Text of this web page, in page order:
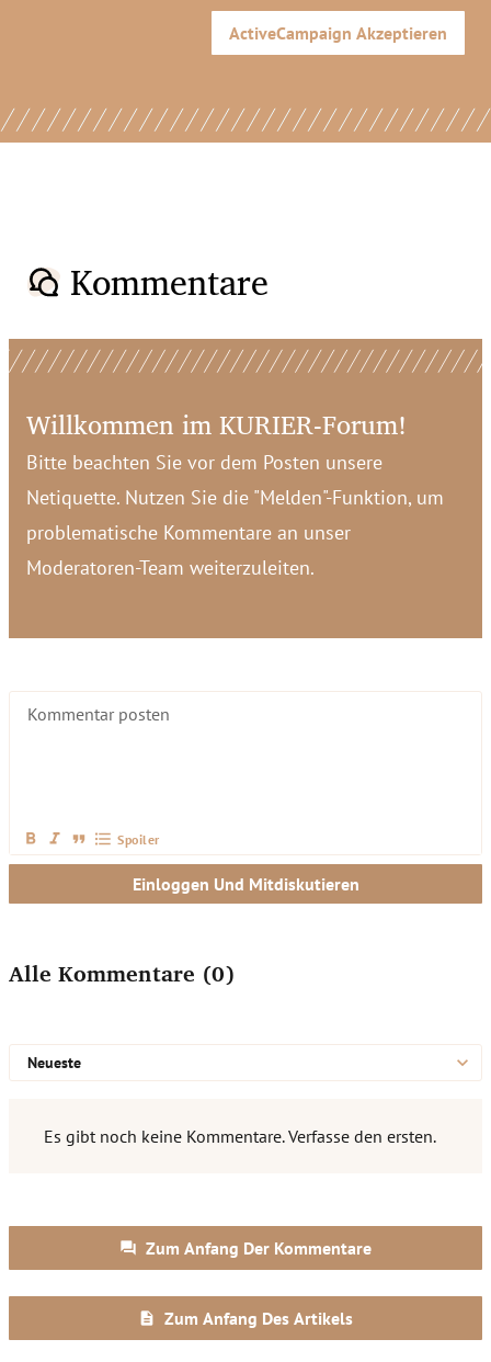
ActiveCampaign Akzeptieren
Kommentare